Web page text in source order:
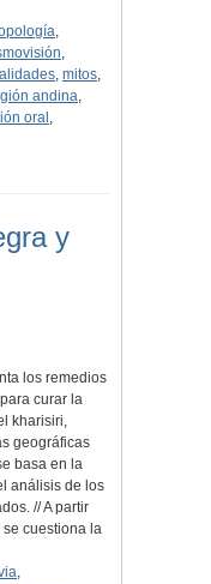
,
,
, mitos,
andina,
oral ,
y
los remedios
curar la
kharisiri,
geográficas
basa en la
análisis de los
// A partir
cuestiona la
,